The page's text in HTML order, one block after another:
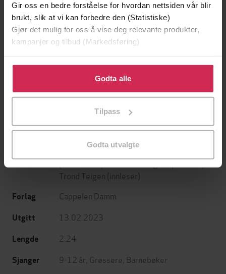
Gir oss en bedre forståelse for hvordan nettsiden vår blir
brukt, slik at vi kan forbedre den (Statistiske)
Gjør det mulig for oss å vise deg relevante produkter,
kampanjer og tilbud (Markedsføring)
Klikk på «Godta alle» for å gi oss ditt samtykke til å
bruke cookies for alle disse formålene. Du kan også
tilpasse ditt samtykke til spesifikke formål ved å klikke
Godta alle
Tilpass
Godta utvalgte
EBOK EBOK
R.L. Stine (forfatter),Jørn Roeim
(oversetter),Suzanne Paalgard(innleser),
Trond Teigen (innleser)
Forlag Cappelen Damm
Utgitt 13.02.2023
Lengde 2:24
Sjanger 9-12 år Grøssere Barnebøker